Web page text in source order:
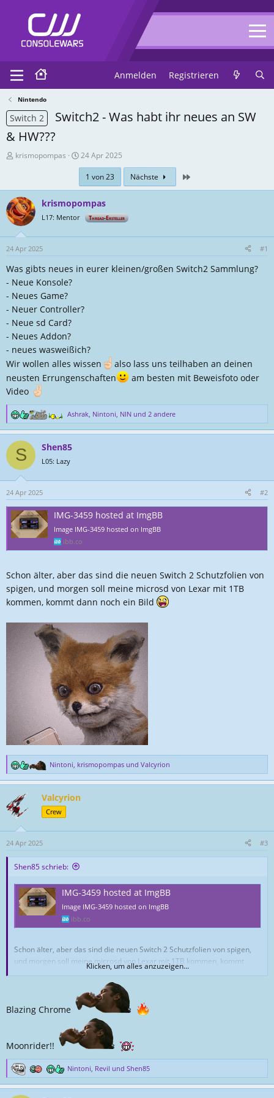
Anmelden Registrieren
Nintendo
Switch 2
Switch2 - Was habt ihr neues an SW
& HW???
T
e
a
d
-
E
r
t
e
l
e
r
krismopompas
E
r
t
e
u
s
t
24 Apr 2025
1 von 23 Nächste
krismopompas
L17: Mentor Thread-Ersteller
24 Apr 2025 #1
Was gibts neues in eurer kleinen/großen Switch2 Sammlung?
- Neue Konsole?
- Neues Game?
- Neuer Controller?
- Neue sd Card?
- Neues Addon?
- neues wasweißich?
Wir wollen alles wissen
also lass uns teilhaben an deinen
neusten Errungenschaften
am besten mit Beweisfoto oder
Video
R
e
i
o
n
e
n
:
Ashrak Nintoni NIN und 2 andere
S Shen85
L05: Lazy
24 Apr 2025 #2
IMG-3459 hosted at ImgBB
Image IMG-3459 hosted on ImgBB
ibb.co
Schon älter, aber das sind die neuen Switch 2 Schutzfolien von
spigen, und morgen soll meine microsd von Lexar mit 1TB
kommen, kommt dann noch ein Bild
R
e
k
t
o
n
Nintoni krismopompas und Valcyrion
Valcyrion
Crew
24 Apr 2025 #3
Shen85 schrieb:
IMG-3459 hosted at ImgBB
Image IMG-3459 hosted on ImgBB
ibb.co
Schon älter, aber das sind die neuen Switch 2 Schutzfolien von spigen,
und morgen soll meine microsd von Lexar mit 1TB kommen, kommt
dann noch ein Bild
Klicken, um alles anzuzeigen...
Blazing Chrome
Moonrider!!
R
e
Nintoni Revil und Shen85